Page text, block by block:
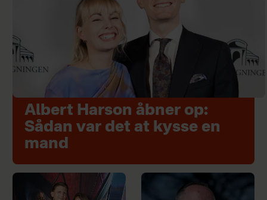
Albert Harson åbner op:
Sådan var det at kysse en
mand